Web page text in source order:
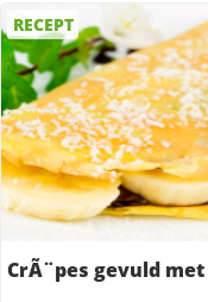
RECEPT
CrÃ¨pes gevuld